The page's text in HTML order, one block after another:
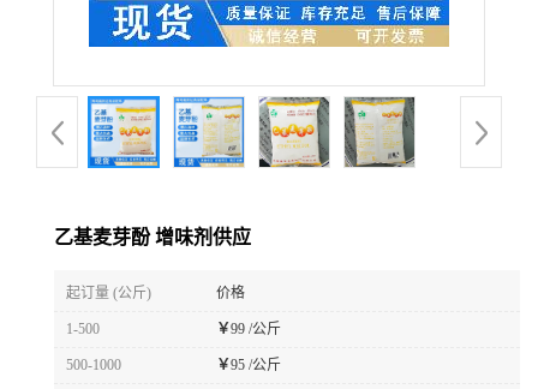
乙基麦芽酚 增味剂供应
起订量 (公斤) 价格
1-500 ￥99 /公斤
500-1000 ￥95 /公斤